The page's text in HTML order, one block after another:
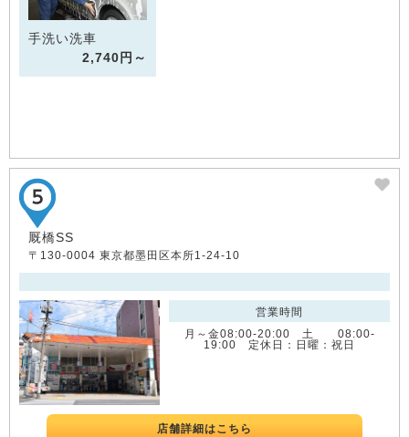
手洗い洗車
2,740円～
厩橋SS
〒130-0004 東京都墨田区本所1-24-10
営業時間
月～金08:00-20:00 土 08:00-
19:00 定休日：日曜：祝日
店舗詳細はこちら